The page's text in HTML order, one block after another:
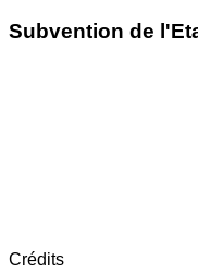
Subvention de
Crédits